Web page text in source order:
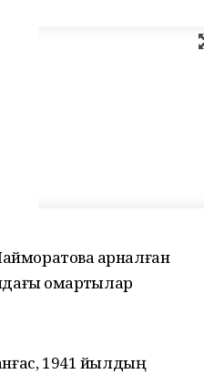
арналған
ҡомартҡылар
1941 йылдың